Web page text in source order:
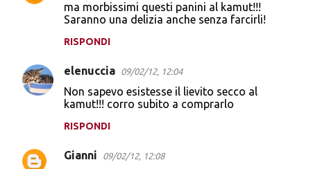
ma morbissimi questi panini al kamut!!!
Saranno una delizia anche senza farcirli!
RISPONDI
elenuccia 09/02/12, 12:04
Non sapevo esistesse il lievito secco al
kamut!!! corro subito a comprarlo
RISPONDI
Gianni 09/02/12, 12:08